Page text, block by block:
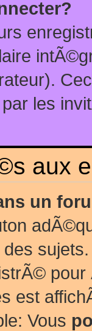
les
aux
un
est
Vous